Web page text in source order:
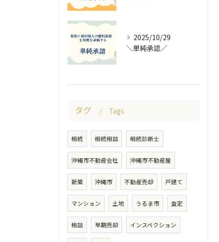
2025/10/29
＼単純承認／
タグ Tags
相続 相続相談 相続診断士
沖縄市不動産会社 沖縄市不動産屋
新築 沖縄市 不動産売却 戸建て
マンション 土地 うるま市 査定
相談 早期売却 インスペクション